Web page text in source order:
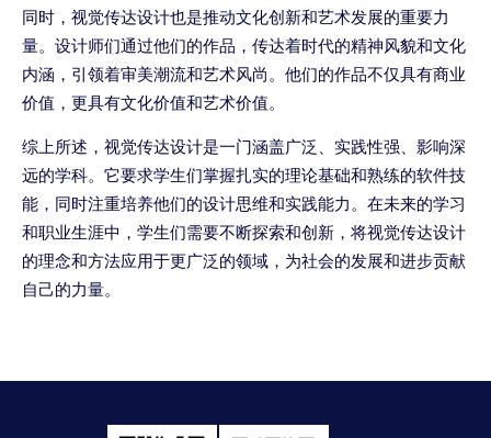
同时，视觉传达设计也是推动文化创新和艺术发展的重要力
量。设计师们通过他们的作品，传达着时代的精神风貌和文化
内涵，引领着审美潮流和艺术风尚。他们的作品不仅具有商业
价值，更具有文化价值和艺术价值。
综上所述，视觉传达设计是一门涵盖广泛、实践性强、影响深
远的学科。它要求学生们掌握扎实的理论基础和熟练的软件技
能，同时注重培养他们的设计思维和实践能力。在未来的学习
和职业生涯中，学生们需要不断探索和创新，将视觉传达设计
的理念和方法应用于更广泛的领域，为社会的发展和进步贡献
自己的力量。